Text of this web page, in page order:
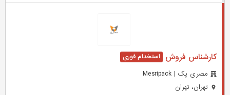
کارشناس فروش
مصری پک | Mesripack
تهران، تهران